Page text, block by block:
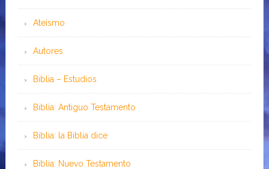
Ateísmo
Autores
Biblia – Estudios
Biblia: Antiguo Testamento
Biblia: la Biblia dice
Biblia: Nuevo Testamento